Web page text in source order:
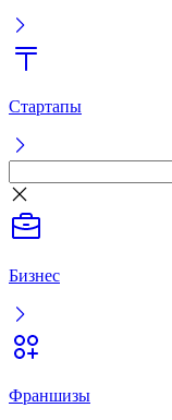
Стартапы
Бизнес
Франшизы